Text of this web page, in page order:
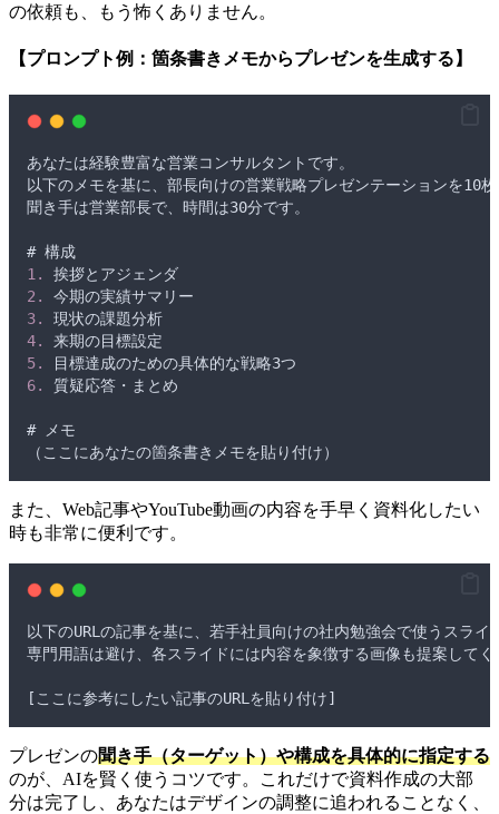
の依頼も、もう怖くありません。
【プロンプト例：箇条書きメモからプレゼンを生成する】
あなたは経験豊富な営業コンサルタントです。
以下のメモを基に、 部長向けの営業戦略プレゼンテーションを10
聞き手は営業部長で、 時間は30分です。
# 構成
1.
挨拶とアジェンダ
2.
今期の実績サマリー
3.
現状の課題分析
4.
来期の目標設定
5.
目標達成のための具体的な戦略3つ
6.
質疑応答 ・ まとめ
# メモ
（ここにあなたの箇条書きメモを貼り付け）
また、Web記事やYouTube動画の内容を手早く資料化したい
時も非常に便利です。
以下のURLの記事を基に、 若手社員向けの社内勉強会で使うスライ
専門用語は避け、 各スライドには内容を象徴する画像も提案してく
[ここに参考にしたい記事のURLを貼り付け]
プレゼンの聞き手（ターゲット）や構成を具体的に指定する
のが、AIを賢く使うコツです。これだけで資料作成の大部
分は完了し、あなたはデザインの調整に追われることなく、